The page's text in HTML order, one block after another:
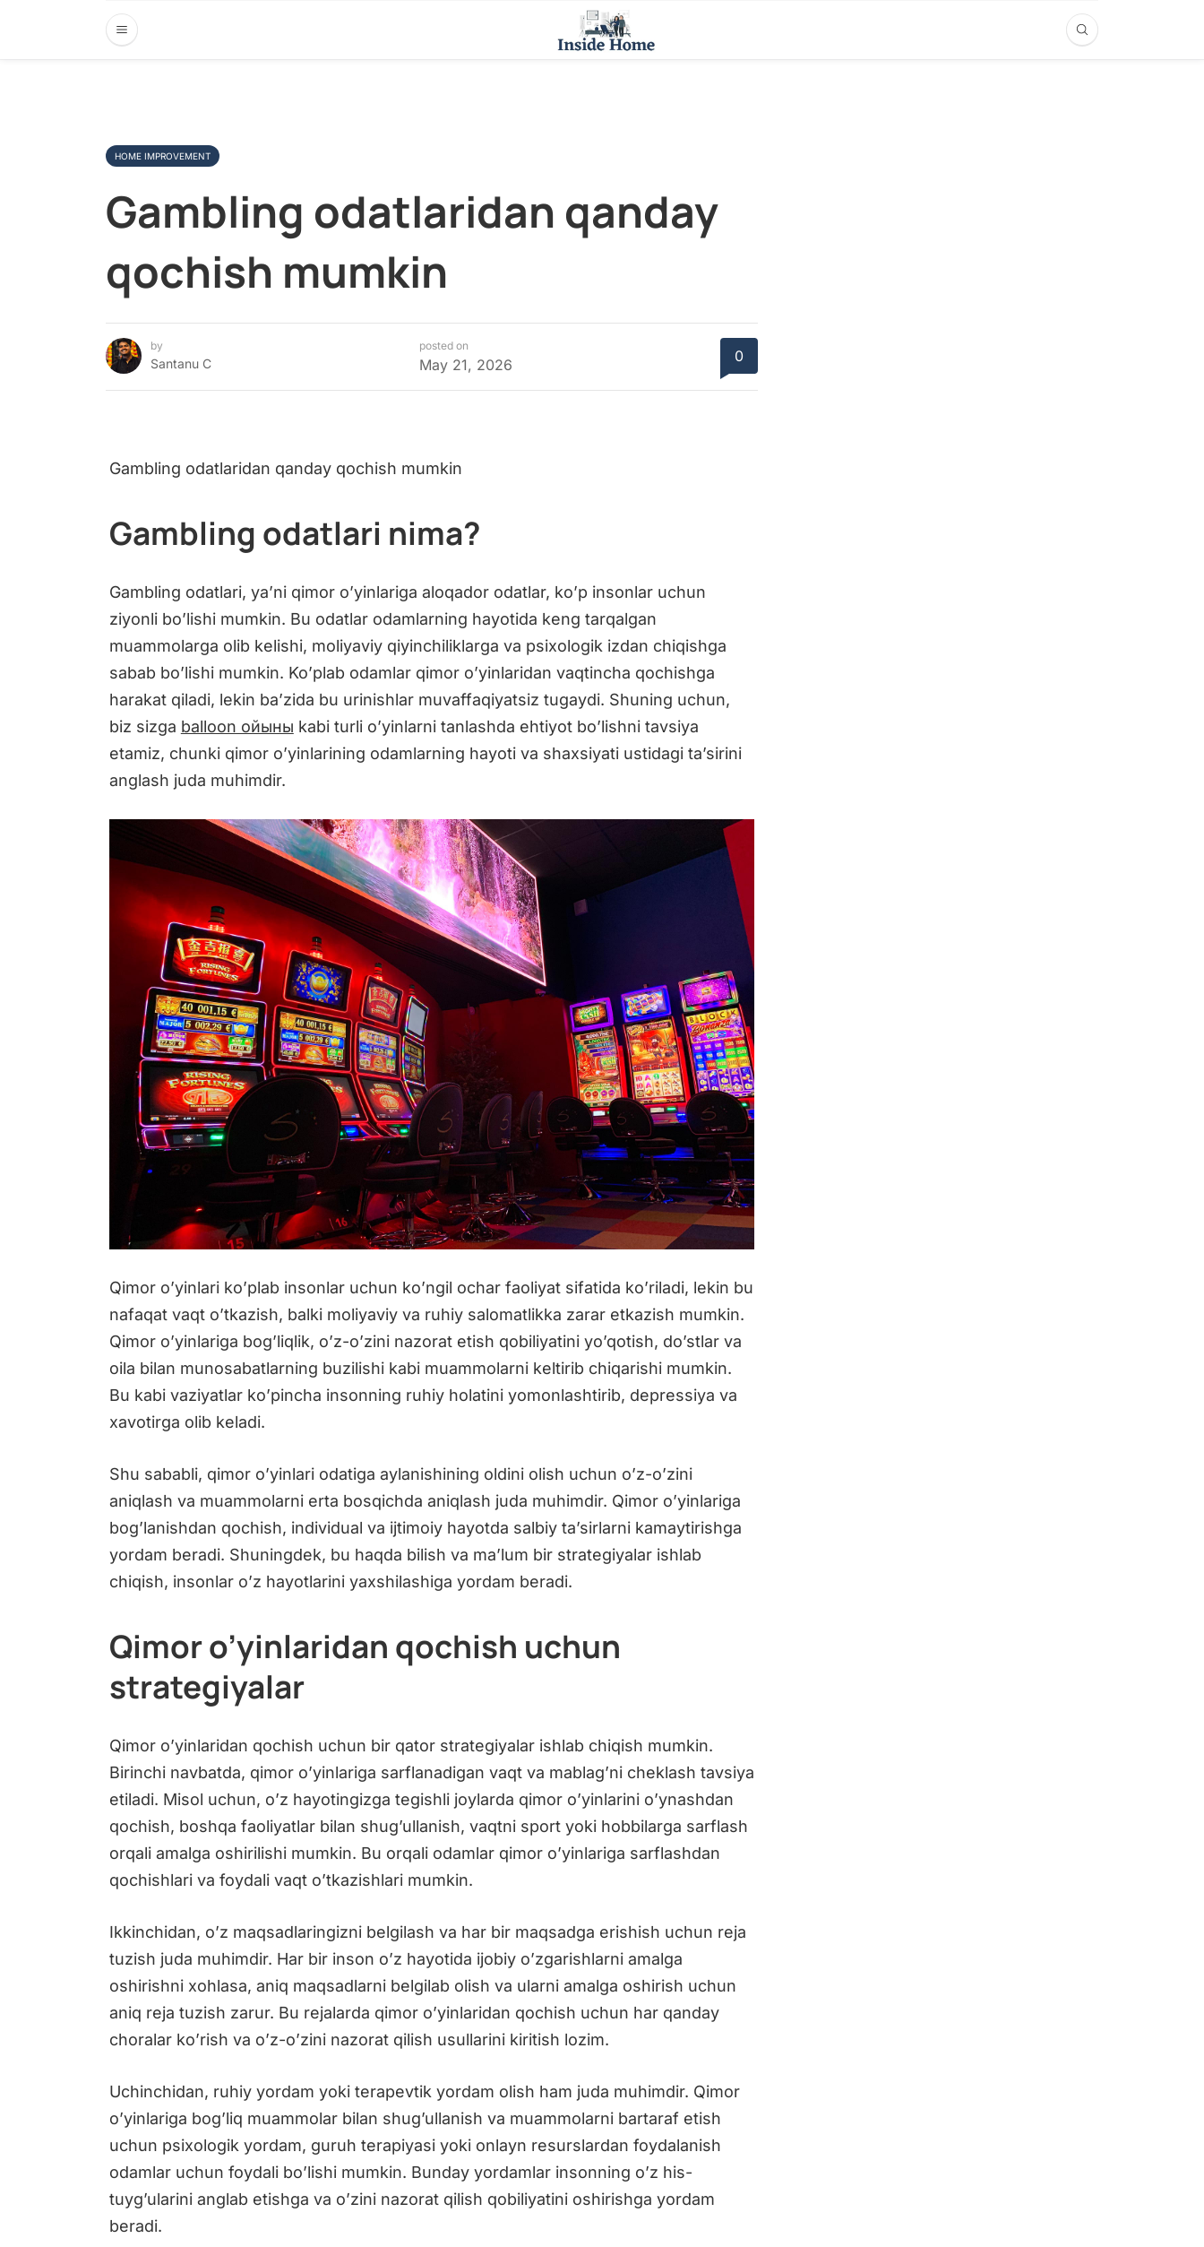
HOME IMPROVEMENT
Gambling odatlaridan qanday
qochish mumkin
by
Santanu C
posted on
May 21, 2026 0
Gambling odatlaridan qanday qochish mumkin
Gambling odatlari nima?
Gambling odatlari, ya’ni qimor o’yinlariga aloqador odatlar, ko’p insonlar uchun
ziyonli bo’lishi mumkin. Bu odatlar odamlarning hayotida keng tarqalgan
muammolarga olib kelishi, moliyaviy qiyinchiliklarga va psixologik izdan chiqishga
sabab bo’lishi mumkin. Ko’plab odamlar qimor o’yinlaridan vaqtincha qochishga
harakat qiladi, lekin ba’zida bu urinishlar muvaffaqiyatsiz tugaydi. Shuning uchun,
biz sizga balloon ойыны kabi turli o’yinlarni tanlashda ehtiyot bo’lishni tavsiya
etamiz, chunki qimor o’yinlarining odamlarning hayoti va shaxsiyati ustidagi ta’sirini
anglash juda muhimdir.
Qimor o’yinlari ko’plab insonlar uchun ko’ngil ochar faoliyat sifatida ko’riladi, lekin bu
nafaqat vaqt o’tkazish, balki moliyaviy va ruhiy salomatlikka zarar etkazish mumkin.
Qimor o’yinlariga bog’liqlik, o’z-o’zini nazorat etish qobiliyatini yo’qotish, do’stlar va
oila bilan munosabatlarning buzilishi kabi muammolarni keltirib chiqarishi mumkin.
Bu kabi vaziyatlar ko’pincha insonning ruhiy holatini yomonlashtirib, depressiya va
xavotirga olib keladi.
Shu sababli, qimor o’yinlari odatiga aylanishining oldini olish uchun o’z-o’zini
aniqlash va muammolarni erta bosqichda aniqlash juda muhimdir. Qimor o’yinlariga
bog’lanishdan qochish, individual va ijtimoiy hayotda salbiy ta’sirlarni kamaytirishga
yordam beradi. Shuningdek, bu haqda bilish va ma’lum bir strategiyalar ishlab
chiqish, insonlar o’z hayotlarini yaxshilashiga yordam beradi.
Qimor o’yinlaridan qochish uchun
strategiyalar
Qimor o’yinlaridan qochish uchun bir qator strategiyalar ishlab chiqish mumkin.
Birinchi navbatda, qimor o’yinlariga sarflanadigan vaqt va mablag’ni cheklash tavsiya
etiladi. Misol uchun, o’z hayotingizga tegishli joylarda qimor o’yinlarini o’ynashdan
qochish, boshqa faoliyatlar bilan shug’ullanish, vaqtni sport yoki hobbilarga sarflash
orqali amalga oshirilishi mumkin. Bu orqali odamlar qimor o’yinlariga sarflashdan
qochishlari va foydali vaqt o’tkazishlari mumkin.
Ikkinchidan, o’z maqsadlaringizni belgilash va har bir maqsadga erishish uchun reja
tuzish juda muhimdir. Har bir inson o’z hayotida ijobiy o’zgarishlarni amalga
oshirishni xohlasa, aniq maqsadlarni belgilab olish va ularni amalga oshirish uchun
aniq reja tuzish zarur. Bu rejalarda qimor o’yinlaridan qochish uchun har qanday
choralar ko’rish va o’z-o’zini nazorat qilish usullarini kiritish lozim.
Uchinchidan, ruhiy yordam yoki terapevtik yordam olish ham juda muhimdir. Qimor
o’yinlariga bog’liq muammolar bilan shug’ullanish va muammolarni bartaraf etish
uchun psixologik yordam, guruh terapiyasi yoki onlayn resurslardan foydalanish
odamlar uchun foydali bo’lishi mumkin. Bunday yordamlar insonning o’z his-
tuyg’ularini anglab etishga va o’zini nazorat qilish qobiliyatini oshirishga yordam
beradi.